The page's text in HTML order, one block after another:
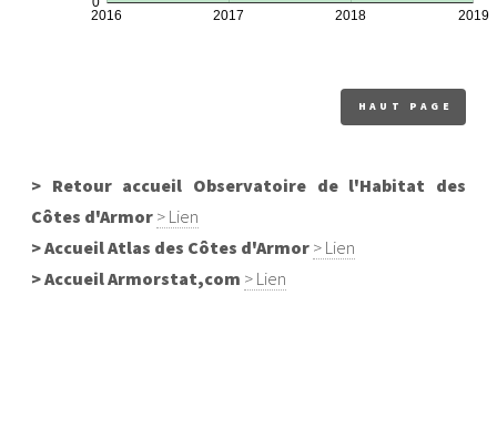
HAUT PAGE
> Retour accueil Observatoire de l'Habitat des
Côtes d'Armor > Lien
> Accueil Atlas des Côtes d'Armor > Lien
> Accueil Armorstat,com > Lien